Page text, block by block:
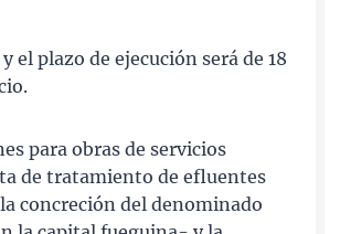
el plazo de ejecución será de 18
para obras de servicios
de tratamiento de efluentes
concreción del denominado